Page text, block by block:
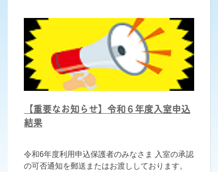
【重要なお知らせ】令和６年度入室申込
結果
令和6年度利用申込保護者のみなさま 入室の承認
の可否通知を郵送またはお渡ししております。